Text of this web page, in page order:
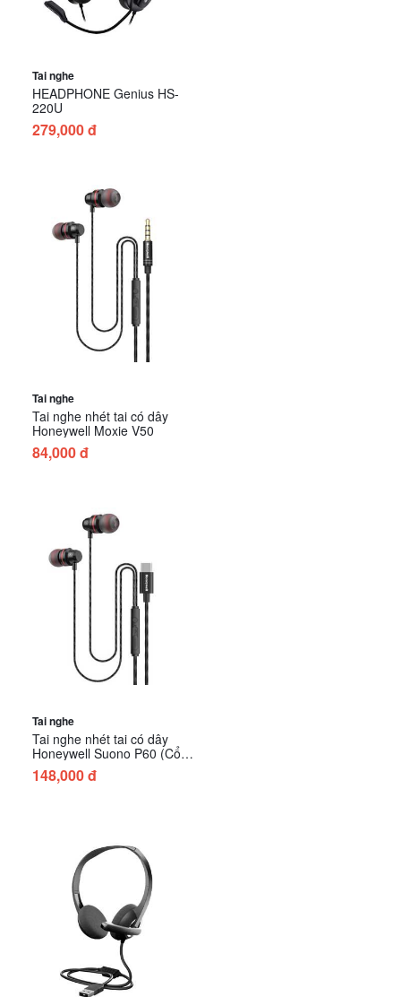
Tai nghe
HEADPHONE Genius HS-
220U
279,000 đ
Tai nghe
Tai nghe nhét tai có dây
Honeywell Moxie V50
84,000 đ
Tai nghe
Tai nghe nhét tai có dây
Honeywell Suono P60 (Cổng
Type-c)
148,000 đ